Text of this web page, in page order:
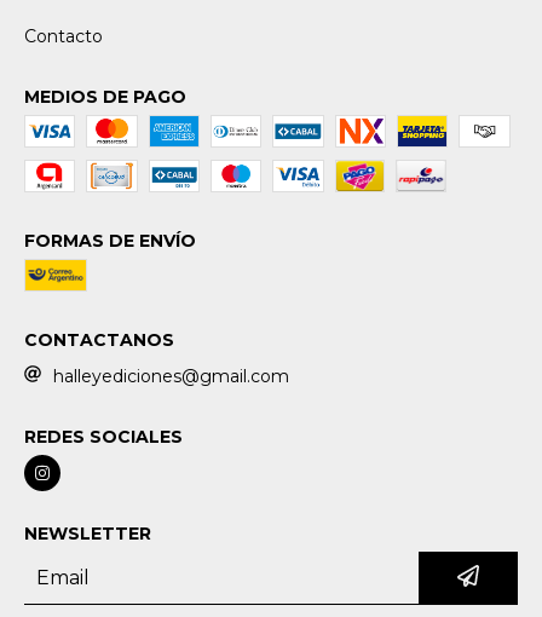
Contacto
MEDIOS DE PAGO
FORMAS DE ENVÍO
CONTACTANOS
halleyediciones@gmail.com
REDES SOCIALES
NEWSLETTER